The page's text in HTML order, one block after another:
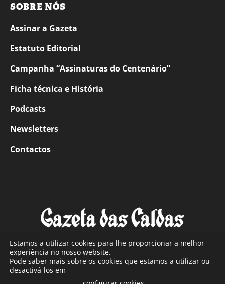
SOBRE NÓS
Assinar a Gazeta
Estatuto Editorial
Campanha “Assinaturas do Centenário”
Ficha técnica e História
Podcasts
Newsletters
Contactos
SOBRE NÓS
Estamos a utilizar cookies para lhe proporcionar a melhor
experiência no nosso website.
Pode saber mais sobre os cookies que estamos a utilizar ou
desactivá-los em